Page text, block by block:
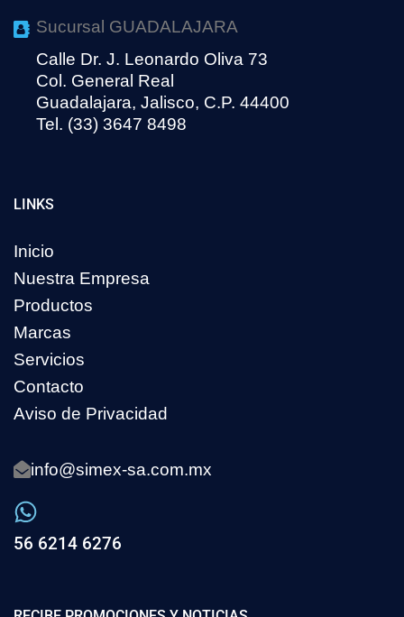
Sucursal GUADALAJARA
Calle Dr. J. Leonardo Oliva 73
Col. General Real
Guadalajara, Jalisco, C.P. 44400
Tel. (33) 3647 8498
LINKS
Inicio
Nuestra Empresa
Productos
Marcas
Servicios
Contacto
Aviso de Privacidad
info@simex-sa.com.mx
56 6214 6276